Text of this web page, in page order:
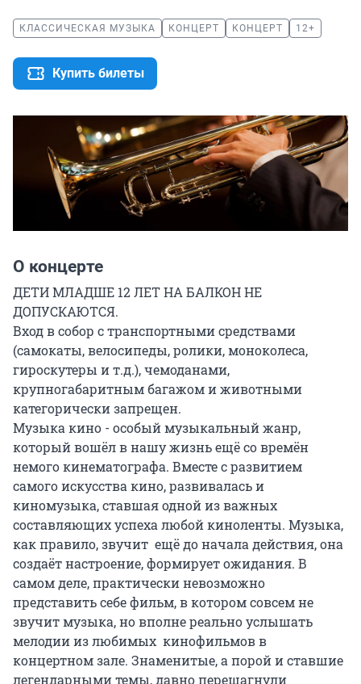
КЛАССИЧЕСКАЯ МУЗЫКА КОНЦЕРТ КОНЦЕРТ 12+
Купить билеты
О концерте
ДЕТИ МЛАДШЕ 12 ЛЕТ НА БАЛКОН НЕ
ДОПУСКАЮТСЯ.
Вход в собор с транспортными средствами
(самокаты, велосипеды, ролики, моноколеса,
гироскутеры и т.д.), чемоданами,
крупногабаритным багажом и животными
категорически запрещен.
Музыка кино - особый музыкальный жанр,
который вошёл в нашу жизнь ещё со времён
немого кинематографа. Вместе с развитием
самого искусства кино, развивалась и
киномузыка, ставшая одной из важных
составляющих успеха любой киноленты. Музыка,
как правило, звучит  ещё до начала действия, она
создаёт настроение, формирует ожидания. В
самом деле, практически невозможно
представить себе фильм, в котором совсем не
звучит музыка, но вполне реально услышать
мелодии из любимых  кинофильмов в
концертном зале. Знаменитые, а порой и ставшие
легендарными темы, давно перешагнули